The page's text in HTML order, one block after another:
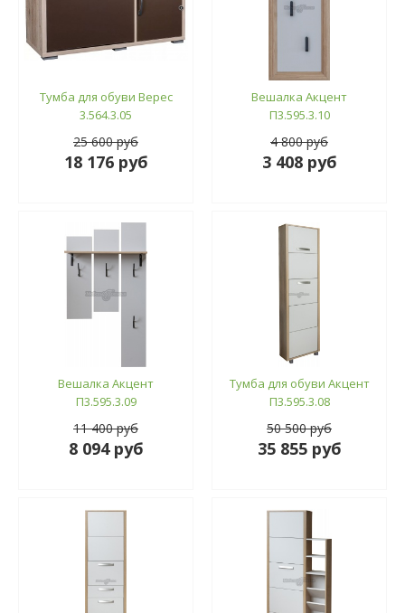
Тумба для обуви Верес
3.564.3.05
25 600 руб
18 176 руб
Вешалка Акцент
П3.595.3.10
4 800 руб
3 408 руб
Вешалка Акцент
П3.595.3.09
11 400 руб
8 094 руб
Тумба для обуви Акцент
П3.595.3.08
50 500 руб
35 855 руб